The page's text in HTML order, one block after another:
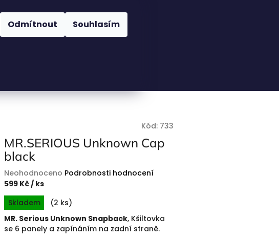
Odmítnout Souhlasím
Hledat
Kód: 733
MR.SERIOUS Unknown Cap
black
Průměrné
hodnocení
produktu
je
0,0
z
5
Neohodnoceno Podrobnosti hodnocení
599 Kč/ ks
Měrná
cena:
Skladem (2 ks)
MR. Serious Unknown Snapback, Kšiltovka
se 6 panely a zapínáním na zadní straně.